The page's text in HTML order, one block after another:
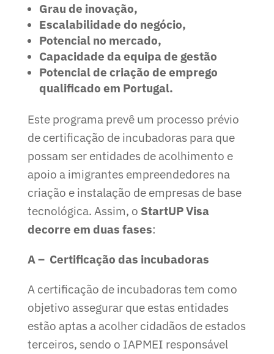
Grau de inovação,
Escalabilidade do negócio,
Potencial no mercado,
Capacidade da equipa de gestão
Potencial de criação de emprego
qualificado em Portugal.
Este programa prevê um processo prévio
de certificação de incubadoras para que
possam ser entidades de acolhimento e
apoio a imigrantes empreendedores na
criação e instalação de empresas de base
tecnológica. Assim, o StartUP Visa
decorre em duas fases:
A – Certificação das incubadoras
A certificação de incubadoras tem como
objetivo assegurar que estas entidades
estão aptas a acolher cidadãos de estados
terceiros, sendo o IAPMEI responsável